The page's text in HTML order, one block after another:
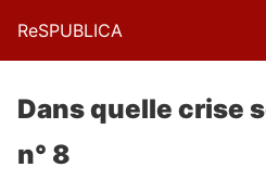
ReSPUBLICA
Dans quelle crise
n° 8